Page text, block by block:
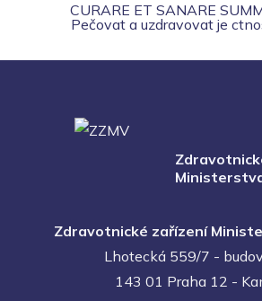
CURARE ET SANARE
Pečovat a uzdravovat je
Zdravotnické zařízení
Lhotecká 559/7 -
143 01 Praha 12 -